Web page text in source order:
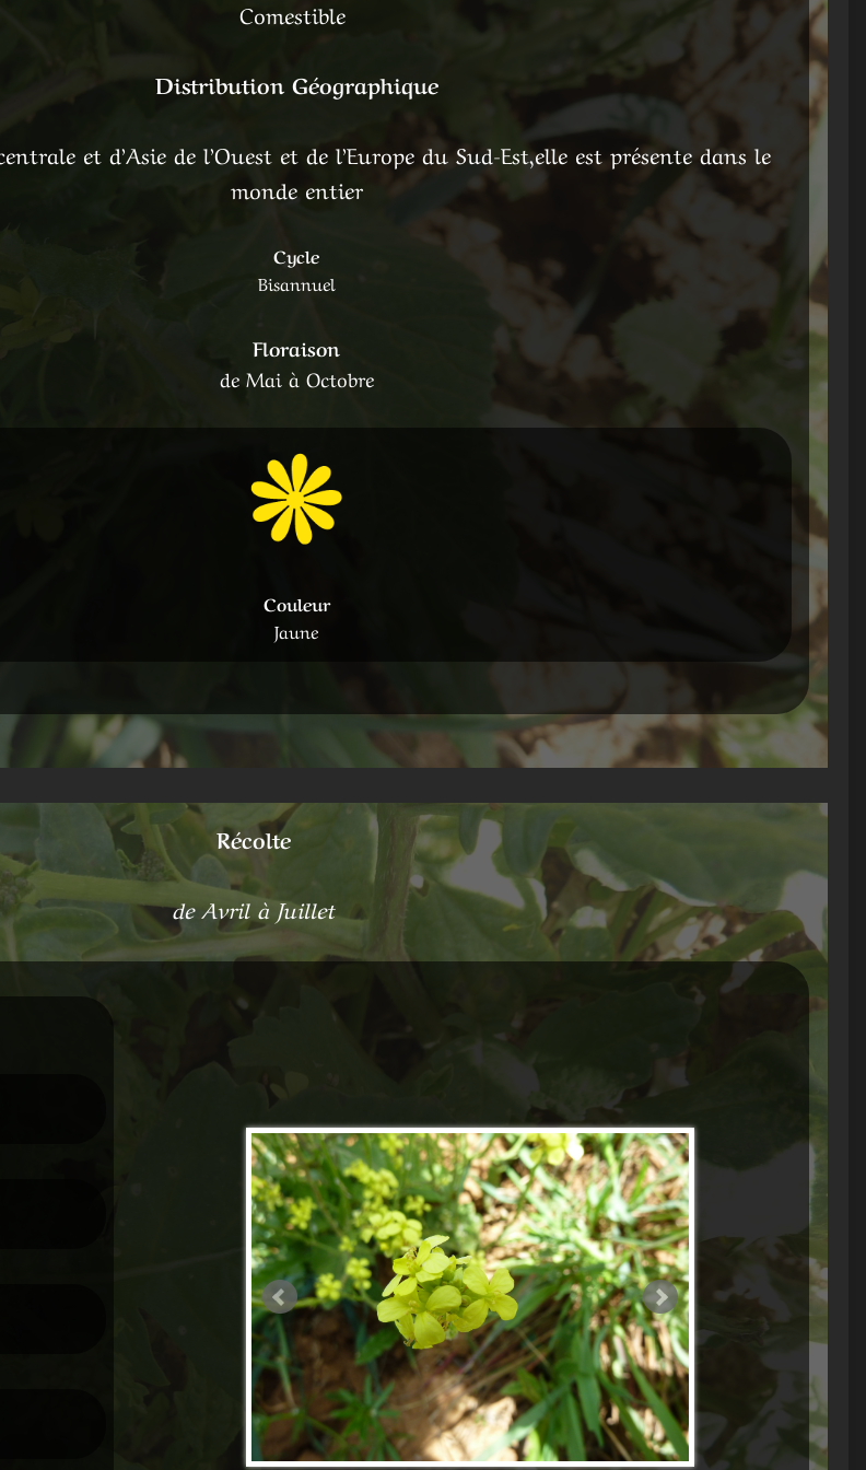
Comestible
Distribution Géographique
et d’Asie de l’Ouest et de l’Europe du Sud-Est,elle est présente dans le
monde entier
Cycle
Bisannuel
Floraison
de Mai à Octobre
Couleur
Jaune
Récolte
de Avril à Juillet